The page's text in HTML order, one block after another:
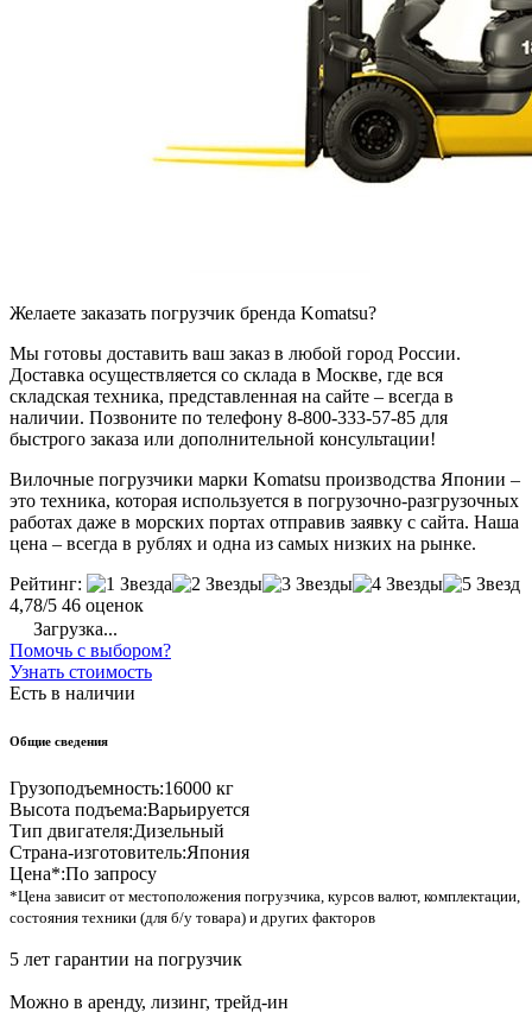
Желаете заказать погрузчик бренда Komatsu?
Мы готовы доставить ваш заказ в любой город России.
Доставка осуществляется со склада в Москве, где вся
складская техника, представленная на сайте – всегда в
наличии. Позвоните по телефону 8-800-333-57-85 для
быстрого заказа или дополнительной консультации!
Вилочные погрузчики марки Komatsu производства Японии –
это техника, которая используется в погрузочно-разгрузочных
работах даже в морских портах отправив заявку с сайта. Наша
цена – всегда в рублях и одна из самых низких на рынке.
Рейтинг:
4,78/5 46 оценок
Загрузка...
Помочь с выбором?
Узнать стоимость
Есть в наличии
Общие сведения
Грузоподъемность:16000 кг
Высота подъема:Варьируется
Тип двигателя:Дизельный
Страна-изготовитель:Япония
Цена*:По запросу
*Цена зависит от местоположения погрузчика, курсов валют, комплектации,
состояния техники (для б/у товара) и других факторов
5 лет гарантии на погрузчик
Можно в аренду, лизинг, трейд-ин